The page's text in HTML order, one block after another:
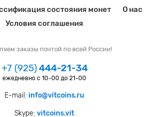
состояния монет
О нас
Условия соглашения
заказы почтой по всей России!
+7 (925)444-21-34
ежедневно с 10-00 до 21-00
E-mail: info@vitcoins.ru
Skype: vitcoins.vit